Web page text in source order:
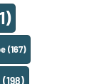
(167)
(198)